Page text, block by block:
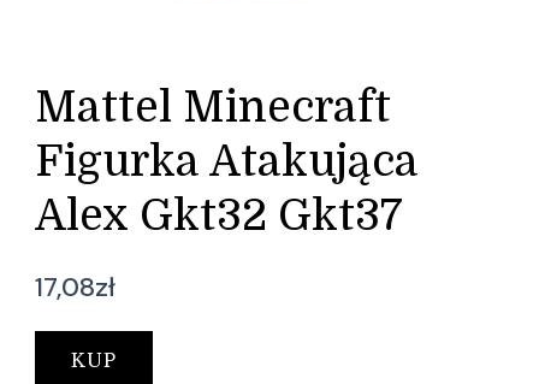
Mattel Minecraft
Figurka Atakująca
Alex Gkt32 Gkt37
17,08zł
KUP